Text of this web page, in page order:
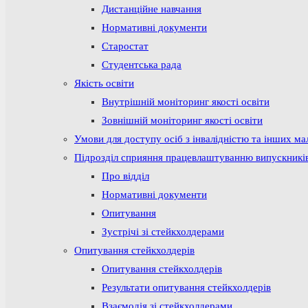
Дистанційне навчання
Нормативні документи
Старостат
Студентська рада
Якість освіти
Внутрішній моніторинг якості освіти
Зовнішній моніторинг якості освіти
Умови для доступу осіб з інвалідністю та інших
Підрозділ сприяння працевлаштуванню
Про відділ
Нормативні документи
Опитування
Зустрічі зі стейкхолдерами
Опитування стейкхолдерів
Опитування стейкхолдерів
Результати опитування стейкхолдерів